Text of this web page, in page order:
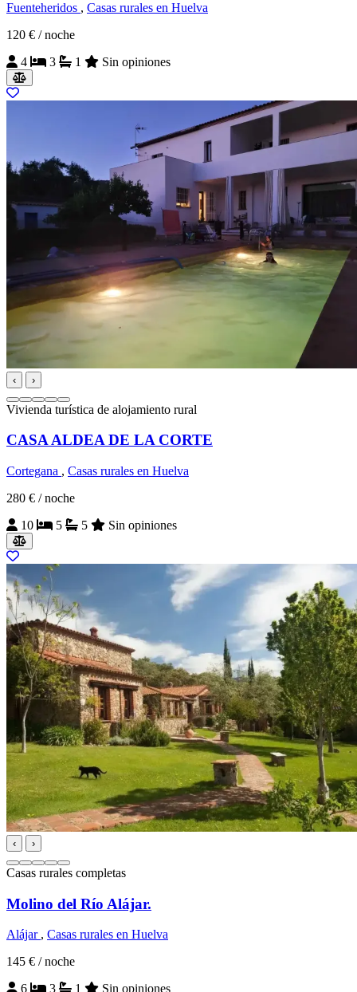
Fuenteheridos , Casas rurales en Huelva
120 € / noche
4
3 1 Sin opiniones
‹ ›
Vivienda turística de alojamiento rural
CASA ALDEA DE LA CORTE
Cortegana , Casas rurales en Huelva
280 € / noche
10
5 5 Sin opiniones
‹ ›
Casas rurales completas
Molino del Río Alájar.
Alájar , Casas rurales en Huelva
145 € / noche
6
3 1 Sin opiniones